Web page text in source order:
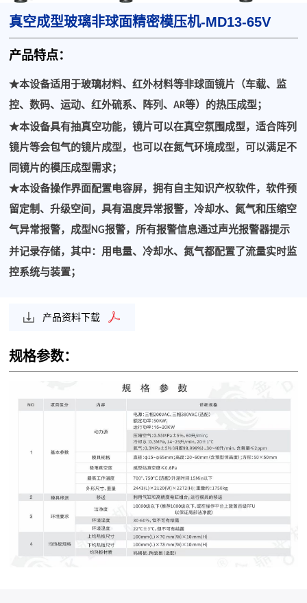
真空成型玻璃非球面精密模压机-MD13-65V
产品特点：
★本设备适用于玻璃材料、红外材料等非球面镜片（车载、监
控、数码、运动、红外硫系、阵列、AR等）的热压成型；
★本设备具有抽真空功能，镜片可以在真空氛围成型，适合阵列
镜片等会包气的镜片成型，也可以在氮气环境成型，可以满足不
同镜片的模压成型需求；
★本设备操作界面配置电容屏，拥有自主知识产权软件，软件预
留定制、升级空间，具有温度异常报警，冷却水、氮气和压缩空
气异常报警，成型NG报警，所有报警信息通过声光报警器提示
并记录存储，其中：用电量、冷却水、氮气都配置了流量实时监
控系统与装置；
产品资料下载
规格参数：